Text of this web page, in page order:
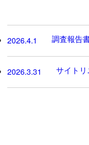
2026.4.1 調査報告
2026.3.31 サイト